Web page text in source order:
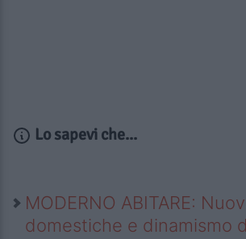
Lo sapevi che...
MODERNO ABITARE:
domestiche e dinamismo